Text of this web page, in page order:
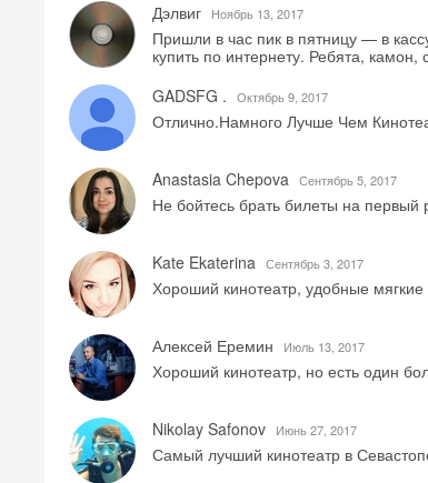
Дэлвиг
Ноябрь 13, 2017
Пришли в час пик в пятницу — в
купить по интернету. Ребята, камон,
GADSFG .
Октябрь 9, 2017
Отлично.Намного Лучше Чем
Anastasia Chepova Сентябрь 5, 2017
Не бойтесь брать билеты на
Kate Ekaterina Сентябрь 3, 2017
Хороший кинотеатр, удобные
Алексей Еремин Июль 13, 2017
Хороший кинотеатр, но есть один
Nikolay Safonov Июнь 27, 2017
Самый лучший кинотеатр в